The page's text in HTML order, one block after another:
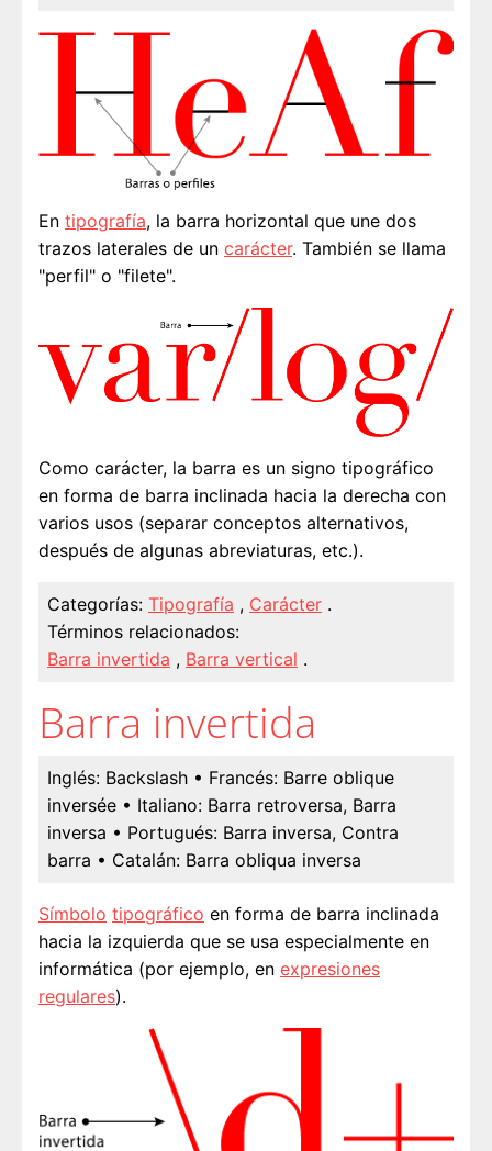
En tipografía, la barra horizontal que une dos
trazos laterales de un carácter. También se llama
"perfil" o "filete".
Como carácter, la barra es un signo tipográfico
en forma de barra inclinada hacia la derecha con
varios usos (separar conceptos alternativos,
después de algunas abreviaturas, etc.).
Categorías: Tipografía , Carácter .
Términos relacionados:
Barra invertida , Barra vertical .
Barra invertida
Inglés: Backslash • Francés: Barre oblique
inversée • Italiano: Barra retroversa, Barra
inversa • Portugués: Barra inversa, Contra
barra • Catalán: Barra obliqua inversa
Símbolo tipográfico en forma de barra inclinada
hacia la izquierda que se usa especialmente en
informática (por ejemplo, en expresiones
regulares).